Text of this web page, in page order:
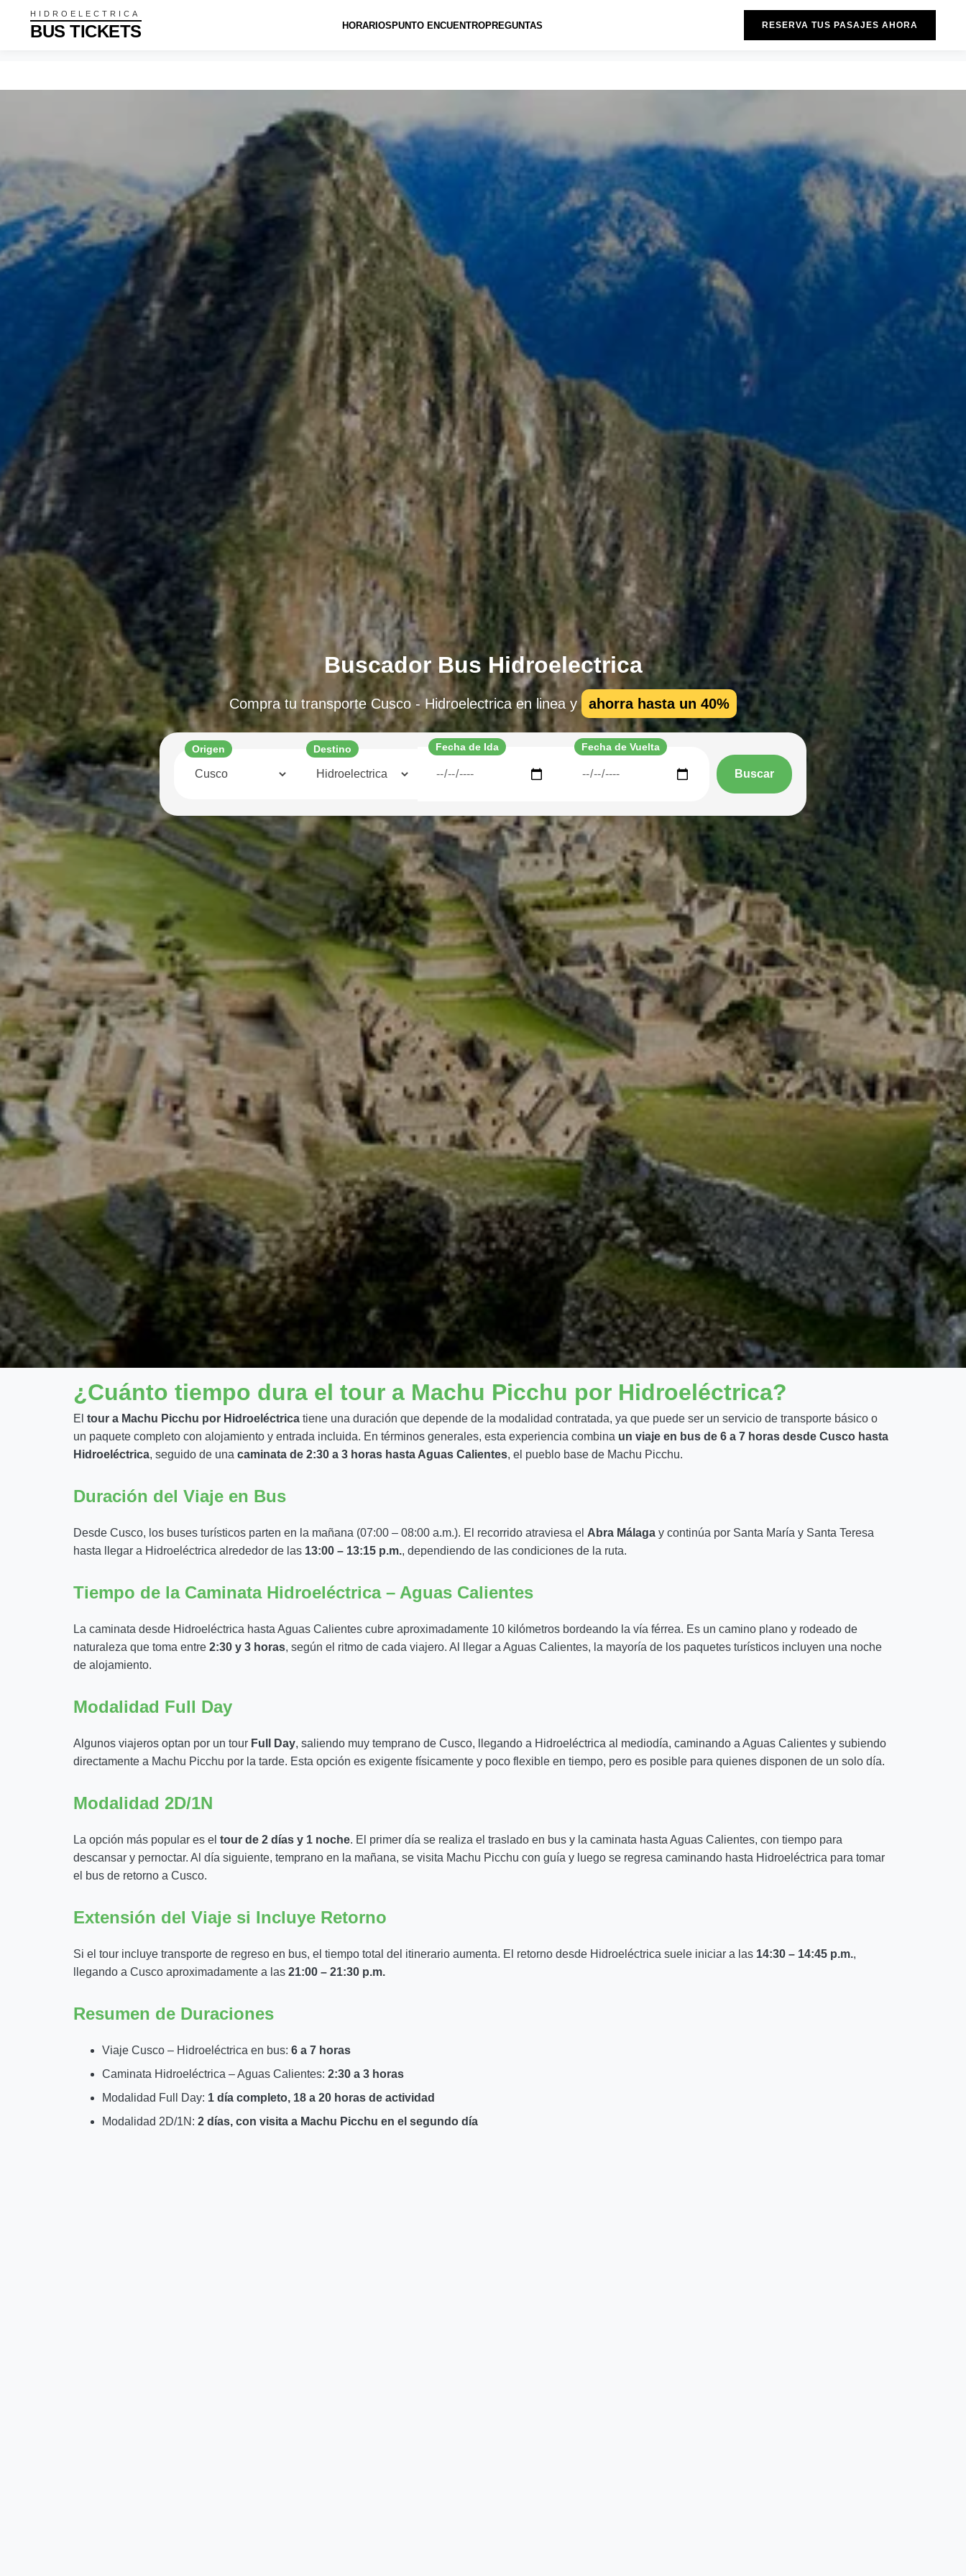
HIDROELECTRICA
BUS TICKETS HORARIOSPUNTO ENCUENTROPREGUNTAS RESERVA TUS PASAJES AHORA
Buscador Bus Hidroelectrica
Compra tu transporte Cusco - Hidroelectrica en linea y ahorra hasta un 40%
Origen Destino Fecha de Ida Fecha de Vuelta
Buscar
¿Cuánto tiempo dura el tour a Machu Picchu por Hidroeléctrica?
El tour a Machu Picchu por Hidroeléctrica tiene una duración que depende de la modalidad contratada, ya que puede ser un servicio de transporte básico o
un paquete completo con alojamiento y entrada incluida. En términos generales, esta experiencia combina un viaje en bus de 6 a 7 horas desde Cusco hasta
Hidroeléctrica, seguido de una caminata de 2:30 a 3 horas hasta Aguas Calientes, el pueblo base de Machu Picchu.
Duración del Viaje en Bus
Desde Cusco, los buses turísticos parten en la mañana (07:00 – 08:00 a.m.). El recorrido atraviesa el Abra Málaga y continúa por Santa María y Santa Teresa
hasta llegar a Hidroeléctrica alrededor de las 13:00 – 13:15 p.m., dependiendo de las condiciones de la ruta.
Tiempo de la Caminata Hidroeléctrica – Aguas Calientes
La caminata desde Hidroeléctrica hasta Aguas Calientes cubre aproximadamente 10 kilómetros bordeando la vía férrea. Es un camino plano y rodeado de
naturaleza que toma entre 2:30 y 3 horas, según el ritmo de cada viajero. Al llegar a Aguas Calientes, la mayoría de los paquetes turísticos incluyen una noche
de alojamiento.
Modalidad Full Day
Algunos viajeros optan por un tour Full Day, saliendo muy temprano de Cusco, llegando a Hidroeléctrica al mediodía, caminando a Aguas Calientes y subiendo
directamente a Machu Picchu por la tarde. Esta opción es exigente físicamente y poco flexible en tiempo, pero es posible para quienes disponen de un solo día.
Modalidad 2D/1N
La opción más popular es el tour de 2 días y 1 noche. El primer día se realiza el traslado en bus y la caminata hasta Aguas Calientes, con tiempo para
descansar y pernoctar. Al día siguiente, temprano en la mañana, se visita Machu Picchu con guía y luego se regresa caminando hasta Hidroeléctrica para tomar
el bus de retorno a Cusco.
Extensión del Viaje si Incluye Retorno
Si el tour incluye transporte de regreso en bus, el tiempo total del itinerario aumenta. El retorno desde Hidroeléctrica suele iniciar a las 14:30 – 14:45 p.m.,
llegando a Cusco aproximadamente a las 21:00 – 21:30 p.m.
Resumen de Duraciones
Viaje Cusco – Hidroeléctrica en bus: 6 a 7 horas
Caminata Hidroeléctrica – Aguas Calientes: 2:30 a 3 horas
Modalidad Full Day: 1 día completo, 18 a 20 horas de actividad
Modalidad 2D/1N: 2 días, con visita a Machu Picchu en el segundo día